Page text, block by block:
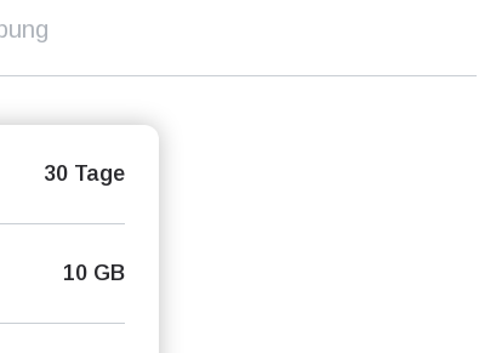
30 Tage
10 GB